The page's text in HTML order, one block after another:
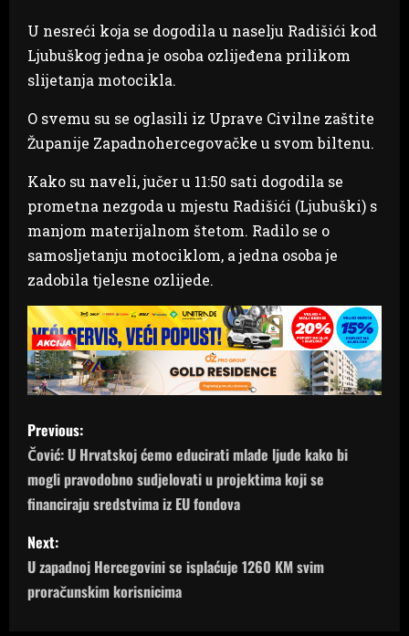
U nesreći koja se dogodila u naselju Radišići kod
Ljubuškog jedna je osoba ozlijeđena prilikom
slijetanja motocikla.
O svemu su se oglasili iz Uprave Civilne zaštite
Županije Zapadnohercegovačke u svom biltenu.
Kako su naveli, jučer u 11:50 sati dogodila se
prometna nezgoda u mjestu Radišići (Ljubuški) s
manjom materijalnom štetom. Radilo se o
samosljetanju motociklom, a jedna osoba je
zadobila tjelesne ozlijede.
P
o
s
t
n
a
Previous:
Čović: U Hrvatskoj ćemo educirati mlade ljude kako bi
mogli pravodobno sudjelovati u projektima koji se
financiraju sredstvima iz EU fondova
Next:
U zapadnoj Hercegovini se isplaćuje 1260 KM svim
proračunskim korisnicima